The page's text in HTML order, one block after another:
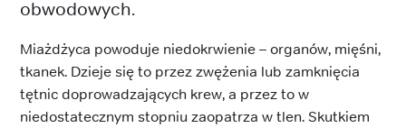
obwodowych.
Miażdżyca powoduje niedokrwienie – organów, mięśni,
tkanek. Dzieje się to przez zwężenia lub zamknięcia
tętnic doprowadzających krew, a przez to w
niedostatecznym stopniu zaopatrza w tlen. Skutkiem